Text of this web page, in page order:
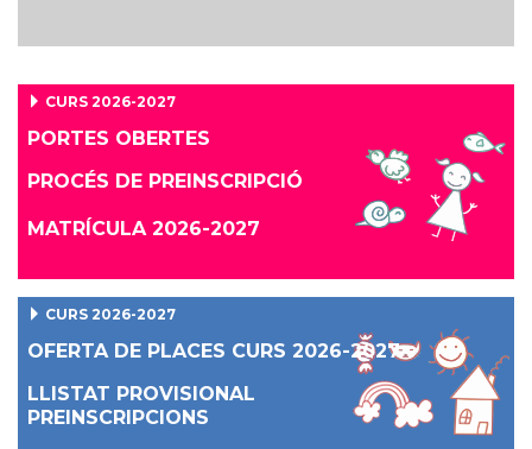
CURS 2026-2027
PORTES OBERTES
PROCÉS DE PREINSCRIPCIÓ
MATRÍCULA 2026-2027
CURS 2026-2027
OFERTA DE PLACES CURS 2026-2027
LLISTAT PROVISIONAL
PREINSCRIPCIONS